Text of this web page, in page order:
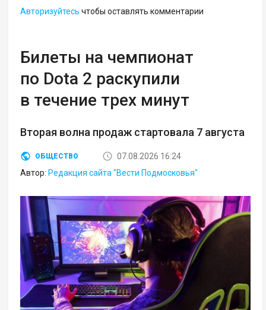
Авторизуйтесь чтобы оставлять комментарии
Билеты на чемпионат
по Dota 2 раскупили
в течение трех минут
Вторая волна продаж стартовала 7 августа
ОБЩЕСТВО
07.08.2026 16:24
Автор: Редакция сайта "Вести Подмосковья"